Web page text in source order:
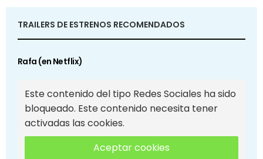
TRAILERS DE ESTRENOS RECOMENDADOS
Rafa (en Netflix)
Este contenido del tipo Redes Sociales ha sido
bloqueado. Este contenido necesita tener
activadas las cookies.
Aceptar cookies